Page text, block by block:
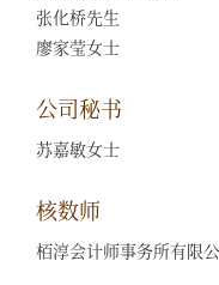
张化桥先生
廖家莹女士
公司秘书
苏嘉敏女士
核数师
栢淳会计师事务所有限